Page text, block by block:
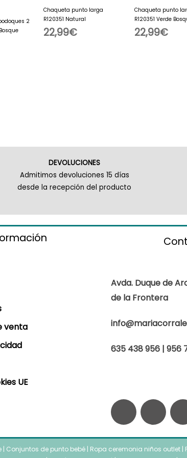
2
Chaqueta punto larga
R120351 Natural
22,99€
Chaqueta punto
R120351 Verde
22,99€
DEVOLUCIONES
Admitimos devoluciones 15 días
desde la recepción del producto
venta
UE
Avda. Duque de
de la Frontera
635 438 956 | 956
F
a
I
n
| Conjuntos de punto bebé | Ropa ceremonia niños outlet |